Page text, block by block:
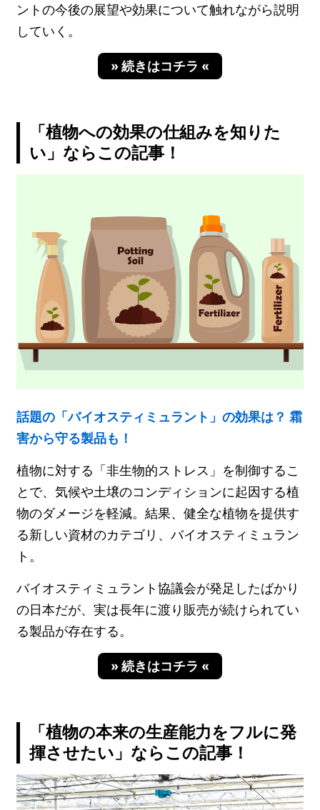
ントの今後の展望や効果について触れながら説明
していく。
» 続きはコチラ «
「植物への効果の仕組みを知りた
い」ならこの記事！
話題の「バイオスティミュラント」の効果は？ 霜
害から守る製品も！
植物に対する「非生物的ストレス」を制御するこ
とで、気候や土壌のコンディションに起因する植
物のダメージを軽減。結果、健全な植物を提供す
る新しい資材のカテゴリ、バイオスティミュラン
ト。
バイオスティミュラント協議会が発足したばかり
の日本だが、実は長年に渡り販売が続けられてい
る製品が存在する。
» 続きはコチラ «
「植物の本来の生産能力をフルに発
揮させたい」ならこの記事！